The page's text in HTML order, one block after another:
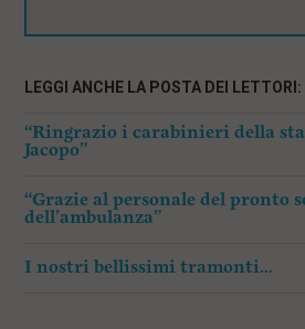
LEGGI ANCHE LA POSTA DEI LETTORI:
“Ringrazio i carabinieri della
Jacopo”
“Grazie al personale del pronto
dell’ambulanza”
I nostri bellissimi tramonti…